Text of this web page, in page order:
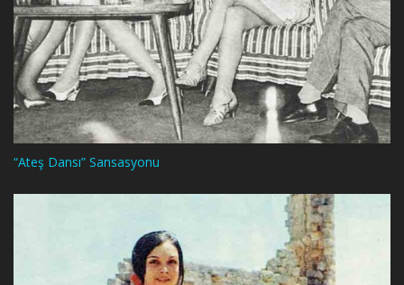
“Ateş Dansı” Sansasyonu